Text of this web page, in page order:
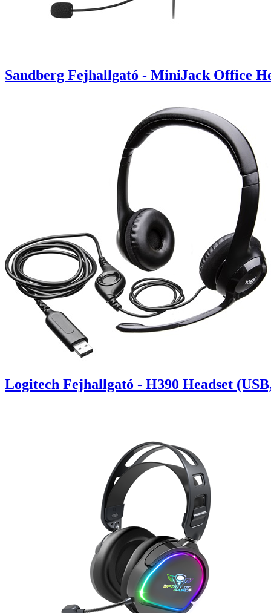
Sandberg Fejhallgató - MiniJack Office
Logitech Fejhallgató - H390 Headset